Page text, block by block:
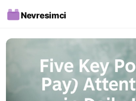
Nevresimci